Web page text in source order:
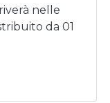
nelle
da 01